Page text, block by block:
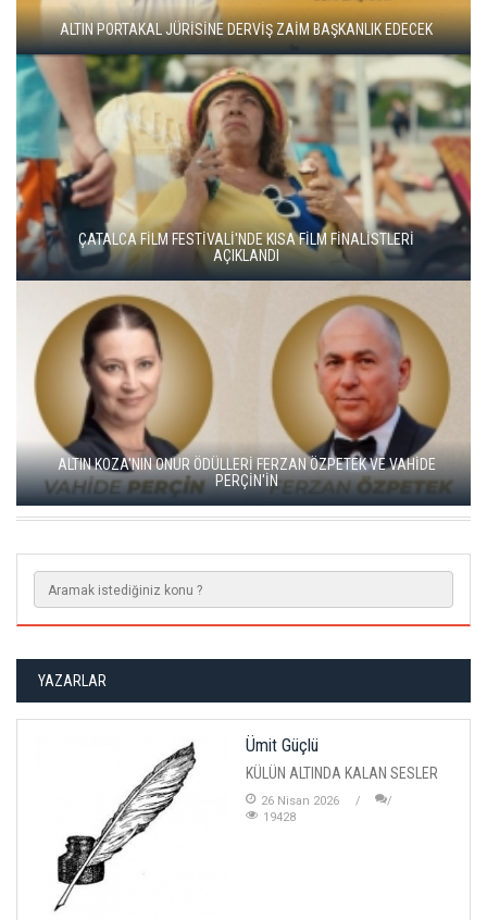
ADANA ALTIN KOZA'DA JÜRİ BAŞKANI ZUHAL OLCAY
YEŞİM USTAOĞLU'NUN "ARTAKALAN"I SAN SEBASTIÁN'DA
DÜNYA PRÖMİYERİNİ YAPACAK
GO TÜRKİYE MİNİ DİZİLERİNİN YENİ ROTASI DOĞU KARADENİZ
OLDU
YAZARLAR
Ümit Güçlü
KÜLÜN ALTINDA KALAN SESLER
26 Nisan 2026
19428